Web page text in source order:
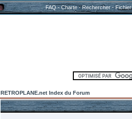
FAQ-Charte-Rechercher-
RETROPLANE.net Index du Forum